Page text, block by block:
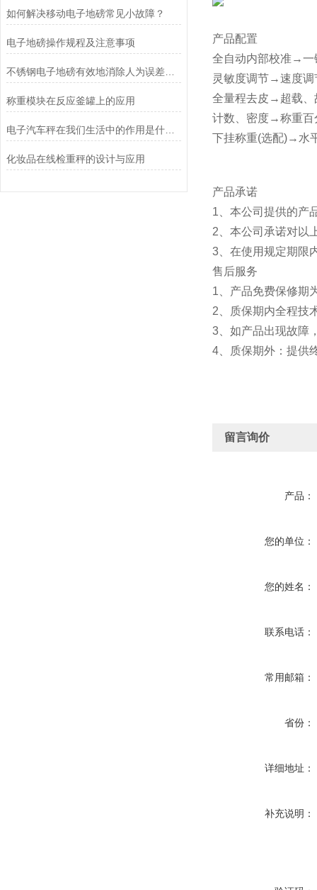
如何解决移动电子地磅常见小故障？
电子地磅操作规程及注意事项
不锈钢电子地磅有效地消除人为误差和其他环境因素对测量结果的影响
称重模块在反应釜罐上的应用
电子汽车秤在我们生活中的作用是什么？
化妆品在线检重秤的设计与应用
产品配置
全自动内部校准→一
灵敏度调节→速度调
全量程去皮→超载、
计数、密度→称重百
下挂称重(选配)→水
产品承诺
1、本公司提供的产
2、本公司承诺对以
3、在使用规定期限
售后服务
1、产品免费保修期
2、质保期内全
3、如产品出现故障
4、质保期外：提供
留言询价
产品：
您的单位：
您的姓名：
联系电话：
常用邮箱：
省份：
详细地址：
补充说明：